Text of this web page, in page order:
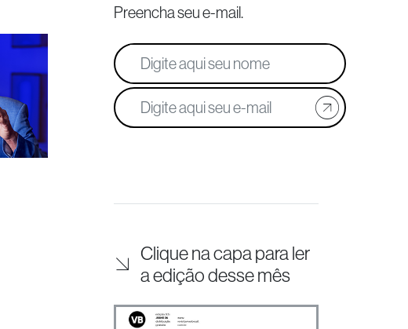
Preencha seu e-mail.
Clique na capa para ler
a edição desse mês